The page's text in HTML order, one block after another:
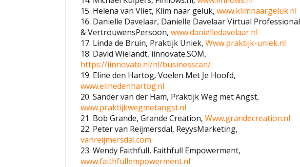
15. Helena van Vliet, Klim naar geluk,www.klimnaargeluk.nl
16. Danielle Davelaar, Danielle Davelaar Virtual Professional
& VertrouwensPersoon,www.danielledavelaar.nl
17. Linda de Bruin, Praktijk Uniek,Www.praktijk-uniek.nl
18. David Wielandt, iinnovate.SOM,
https://iinnovate.nl/nl/businesscan/
19. Eline den Hartog, Voelen Met Je Hoofd,
www.elinedenhartog.nl
20. Sander van der Ham, Praktijk Weg met Angst,
www.praktijkwegmetangst.nl
21. Bob Grande, Grande Creation,Www.grandecreation.nl
22. Peter van Reijmersdal, ReyysMarketing,
vanreijmersdal.com
23. Wendy Faithfull, Faithfull Empowerment,
www.faithfullempowerment.nl